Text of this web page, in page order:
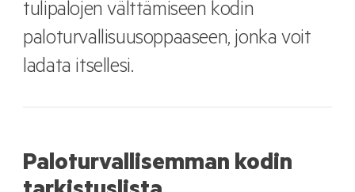
tulipalojen välttämiseen kodin
paloturvallisuusoppaaseen, jonka voit
ladata itsellesi.
Paloturvallisemman kodin